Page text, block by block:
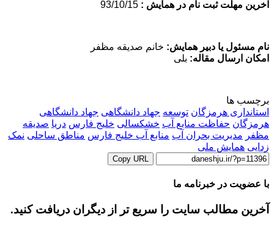
آخرین مهلت ثبت نام در همایش : 93/10/15
نام مسئول یا دبیر همایش: خانم صدیقه مظفر
امکان ارسال مقاله: بلی
برچسب ها
استانداری هرمزگان توسعه جهاد دانشگاهی جهاد دانشگاهی
هرمزگان حفاظت منابع آب خشکسالی خلیج فارس دریا صدیقه
مظفر مدیریت بحران آب منابع آب خلیج فارس مناطق ساحلی نمک
زدایی همایش ملی
Copy URL
با عضویت در خبرنامه ما
آخرین مطالب سایت را سریع تر از دیگران دریافت کنید.